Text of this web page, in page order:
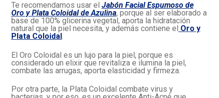
Te recomendamos usar el Jabón Facial Espumoso de
Oro y Plata Coloidal de Azulina, porque al ser elaborado a
base de 100% glicerina vegetal, aporta la hidratación
natural que la piel necesita, y además contiene el Oro y
Plata Coloidal.
El Oro Coloidal es un lujo para la piel, porque es
considerado un elixir que revitaliza e ilumina la piel,
combate las arrugas, aporta elasticidad y firmeza.
Por otra parte, la Plata Coloidal combate virus y